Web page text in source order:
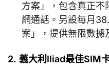
方案」，包含真正不
網通話。另設每月
案」，提供無限數據
2. 義大利Iliad最佳SIM